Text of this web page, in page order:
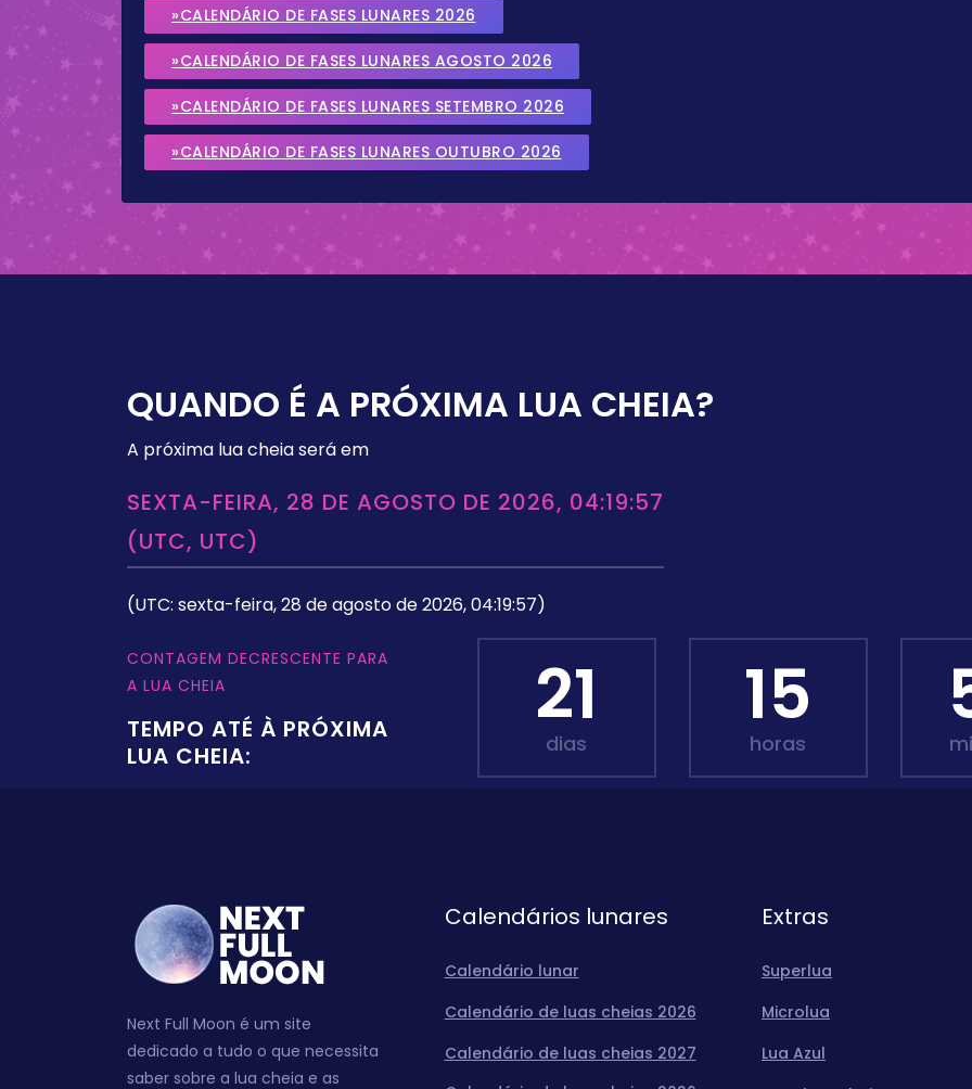
»CALENDÁRIO DE FASES LUNARES 2026
»CALENDÁRIO DE FASES LUNARES AGOSTO 2026
»CALENDÁRIO DE FASES LUNARES SETEMBRO 2026
»CALENDÁRIO DE FASES LUNARES OUTUBRO 2026
QUANDO É A PRÓXIMA LUA CHEIA?
A próxima lua cheia será em
SEXTA-FEIRA, 28 DE AGOSTO DE 2026, 04:19:57
(UTC, UTC)
(UTC: sexta-feira, 28 de agosto de 2026, 04:19:57)
CONTAGEM DECRESCENTE PARA
A LUA CHEIA
TEMPO ATÉ À PRÓXIMA
LUA CHEIA:
21
dias
15
horas
Next Full Moon é um site
dedicado a tudo o que necessita
saber sobre a lua cheia e as
Calendários lunares
Calendário lunar
Calendário de luas cheias 2026
Calendário de luas cheias 2027
Extras
Superlua
Microlua
Lua Azul